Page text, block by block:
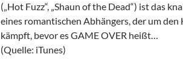
(„Hot Fuzz“, „Shaun of the Dead“) ist das
eines romantischen Abhängers, der um den
kämpft, bevor es GAME OVER heißt…
(Quelle: iTunes)